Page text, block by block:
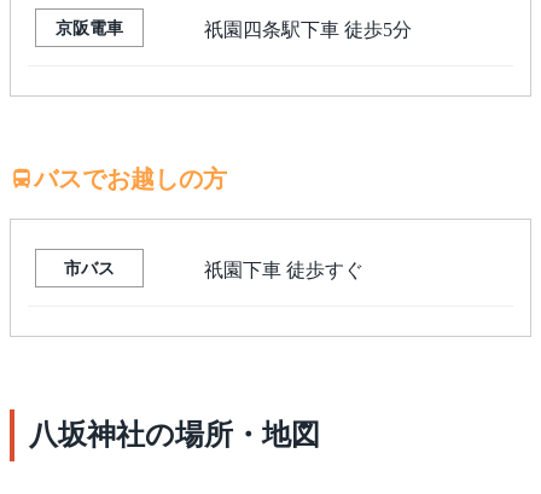
京阪電車 祇園四条駅下車 徒歩5分
バスでお越しの方
市バス 祇園下車 徒歩すぐ
八坂神社の場所・地図